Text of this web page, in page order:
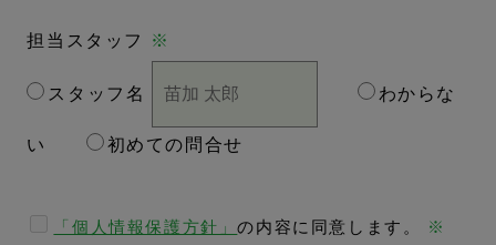
担当スタッフ ※
スタッフ名 わからな
い 初めての問合せ
「個人情報保護方針」の内容に同意します。 ※